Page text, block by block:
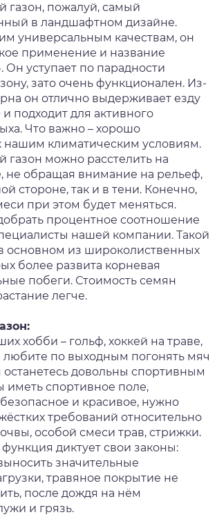
пожалуй, самый
в ландшафтном дизайне.
универсальным качествам, он
применение и название
Он уступает по парадности
зато очень функционален. Из-
он отлично выдерживает езду
подходит для активного
Что важно – хорошо
нашим климатическим условиям.
можно расстелить на
не обращая внимание на рельеф,
стороне, так и в тени. Конечно,
при этом будет меняться.
процентное соотношение
нашей компании. Такой
в основном из широколиственных
более развита корневая
побеги. Стоимость семян
легче.
хобби – гольф, хоккей на траве,
по выходным погонять мяч
довольны спортивным
иметь спортивное поле,
и красивое, нужно
требований относительно
особой смеси трав, стрижки.
диктует свои законы:
значительные
травяное покрытие не
после дождя на нём
и грязь.